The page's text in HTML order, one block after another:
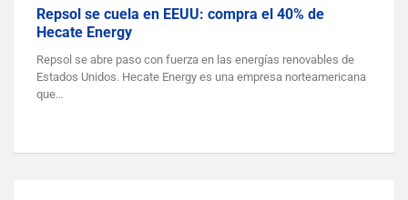
Repsol se cuela en EEUU: compra el 40% de
Hecate Energy
Repsol se abre paso con fuerza en las energías renovables de
Estados Unidos. Hecate Energy es una empresa norteamericana
que…